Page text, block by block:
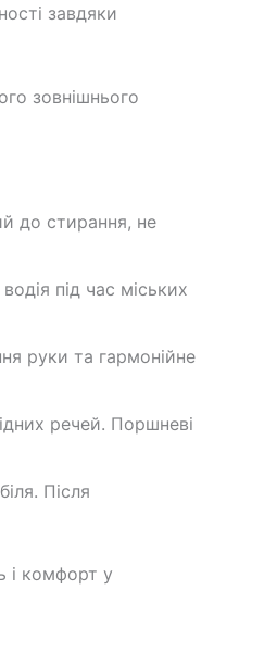
завдяки
зовнішнього
до стирання, не
під час міських
руки та гармонійне
речей. Поршневі
Після
і комфорт у